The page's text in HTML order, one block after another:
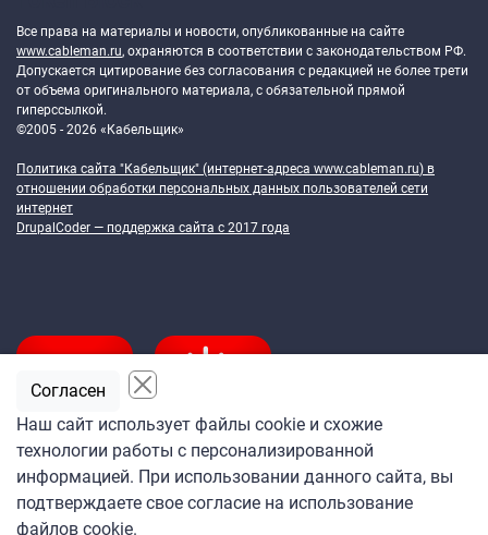
Все права на материалы и новости, опубликованные на сайте
www.cableman.ru, охраняются в соответствии с законодательством РФ.
Допускается цитирование без согласования с редакцией не более трети
от объема оригинального материала, с обязательной прямой
гиперссылкой.
©2005 - 2026 «Кабельщик»
Политика сайта "Кабельщик" (интернет-адреса www.cableman.ru) в
отношении обработки персональных данных пользователей сети
интернет
DrupalCoder — поддержка сайта c 2017 года
Подпишитесь
на ежедневную рассылку
«Кабельщика»
Наш сайт использует файлы cookie и схожие
технологии работы с персонализированной
информацией. При использовании данного сайта, вы
подтверждаете свое согласие на использование
файлов cookie.
Согласен